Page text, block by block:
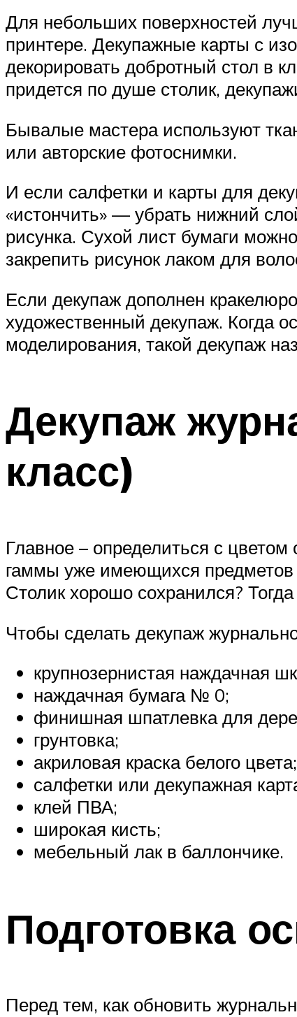
Для небольших поверхностей
принтере. Декупажные карты с
декорировать добротный стол в
придется по душе столик,
Бывалые мастера используют
или авторские фотоснимки.
И если салфетки и карты для
«истончить» — убрать нижний
рисунка. Сухой лист бумаги
закрепить рисунок лаком для
Если декупаж дополнен
художественный декупаж. Когда
моделирования, такой декупаж
Декупаж
класс)
Главное – определиться с
гаммы уже имеющихся предметов
Столик хорошо сохранился?
Чтобы сделать декупаж
крупнозернистая наждачная
наждачная бумага № 0;
финишная шпатлевка для
грунтовка;
акриловая краска белого цвета;
салфетки или декупажная
клей ПВА;
широкая кисть;
мебельный лак в баллончике.
Подготовка
Перед тем, как обновить